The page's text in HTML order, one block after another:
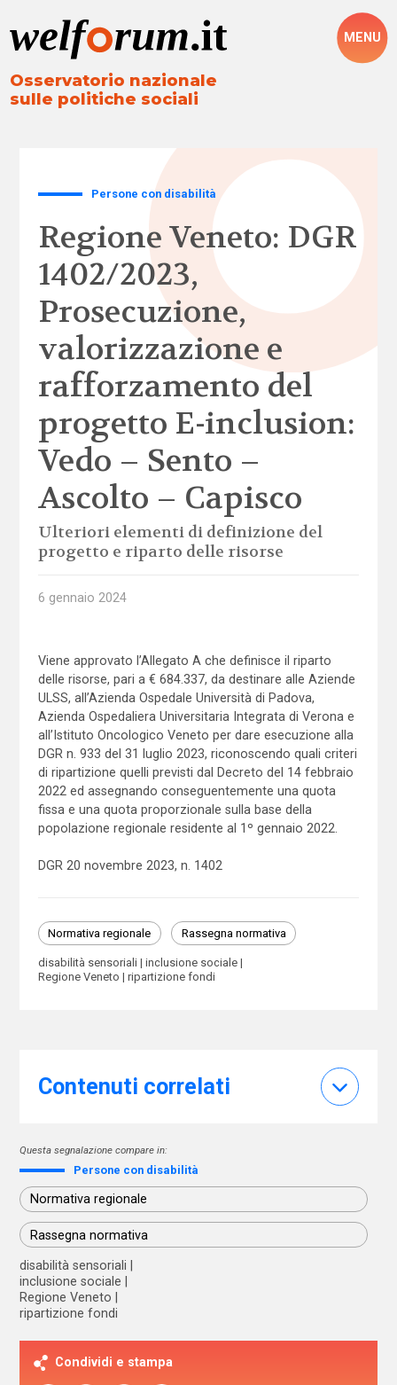
Osservatorio nazionale
sulle politiche sociali
MENU
Persone con disabilità
Regione Veneto: DGR
1402/2023,
Prosecuzione,
valorizzazione e
rafforzamento del
progetto E-inclusion:
Vedo – Sento –
Ascolto – Capisco
Ulteriori elementi di definizione del
progetto e riparto delle risorse
6 gennaio 2024
Viene approvato l’Allegato A che definisce il riparto
delle risorse, pari a € 684.337, da destinare alle Aziende
ULSS, all’Azienda Ospedale Università di Padova,
Azienda Ospedaliera Universitaria Integrata di Verona e
all’Istituto Oncologico Veneto per dare esecuzione alla
DGR n. 933 del 31 luglio 2023, riconoscendo quali criteri
di ripartizione quelli previsti dal Decreto del 14 febbraio
2022 ed assegnando conseguentemente una quota
fissa e una quota proporzionale sulla base della
popolazione regionale residente al 1º gennaio 2022.
DGR 20 novembre 2023, n. 1402
Normativa regionale Rassegna normativa
disabilità sensoriali
inclusione sociale
Regione Veneto
ripartizione fondi
Contenuti correlati
Questa segnalazione compare in:
Persone con disabilità
Normativa regionale
Rassegna normativa
disabilità sensoriali
inclusione sociale
Regione Veneto
ripartizione fondi
Condividi e stampa